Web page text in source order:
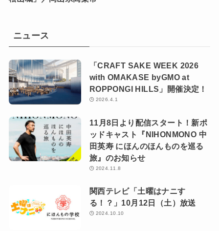
ニュース
「CRAFT SAKE WEEK 2026
with OMAKASE byGMO at
ROPPONGI HILLS」開催決定！
2026.4.1
11月8日より配信スタート！新ポ
ッドキャスト『NIHONMONO 中
田英寿 にほんのほんものを巡る
旅』のお知らせ
2024.11.8
関西テレビ「土曜はナニす
る！？」10月12日（土）放送
2024.10.10